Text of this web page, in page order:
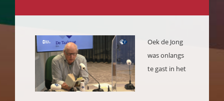
Oek de Jong
was onlangs
te gast in het